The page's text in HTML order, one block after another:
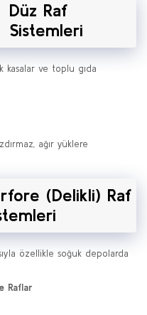
Düz Raf
Sistemleri
kasalar ve toplu gıda
ağır yüklere
(Delikli) Raf
özellikle soğuk depolarda
Raflar